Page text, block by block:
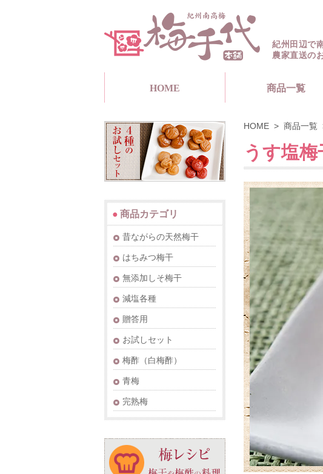
紀州田辺で
農家直送の
HOME 商品一覧
HOME > 商品一覧
うす塩梅
● 商品カテゴリ
昔ながらの天然梅干
はちみつ梅干
無添加しそ梅干
減塩各種
贈答用
お試しセット
梅酢（白梅酢）
青梅
完熟梅